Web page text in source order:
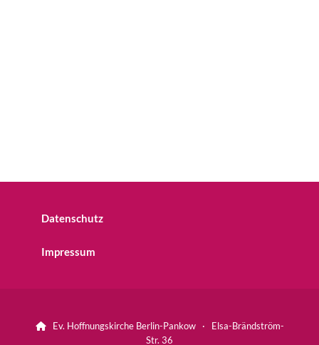
Datenschutz
Impressum
Ev. Hoffnungskirche Berlin-Pankow · Elsa-Brändström-
Str. 36